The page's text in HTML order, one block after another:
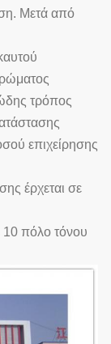
Μετά από
τρόπος
επιχείρησης
έρχεται σε
10 πόλο τόνου